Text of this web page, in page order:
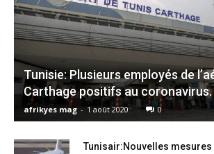
Tunisie: Plusieurs employés de
Carthage positifs au coronavirus.
afrikyes mag - 1 août 2020 0
Tunisair:Nouvelles